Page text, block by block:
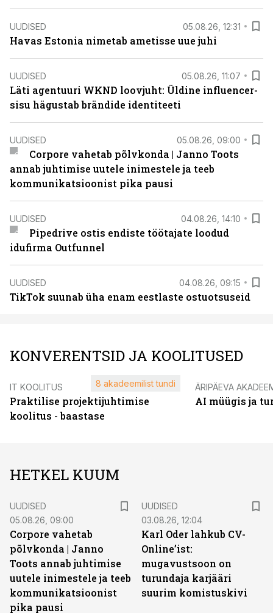
UUDISED 05.08.26, 12:31
Havas Estonia nimetab ametisse uue juhi
UUDISED 05.08.26, 11:07
Läti agentuuri WKND loovjuht: Üldine influencer-
sisu hägustab brändide identiteeti
UUDISED 05.08.26, 09:00
Corpore vahetab põlvkonda | Janno Toots
annab juhtimise uutele inimestele ja teeb
kommunikatsioonist pika pausi
UUDISED 04.08.26, 14:10
Pipedrive ostis endiste töötajate loodud
idufirma Outfunnel
UUDISED 04.08.26, 09:15
TikTok suunab üha enam eestlaste ostuotsuseid
KONVERENTSID JA KOOLITUSED
IT KOOLITUS
Praktilise projektijuhtimise
koolitus - baastase
8 akadeemilist tundi ÄRIPÄEVA
AI müügis ja
HETKEL KUUM
UUDISED
05.08.26, 09:00
Corpore vahetab
põlvkonda | Janno
Toots annab juhtimise
uutele inimestele ja teeb
kommunikatsioonist
pika pausi
UUDISED
03.08.26, 12:04
Karl Oder lahkub CV-
Online’ist:
mugavustsoon on
turundaja karjääri
suurim komistuskivi